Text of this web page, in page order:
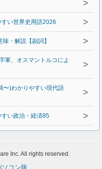
>
い世界史用語2026 >
・解説【副詞】 >
、オスマントルコによ
>
〜)わかりやすい現代語
>
い政治・経済85 >
Inc. All rights reserved.
ソコン版